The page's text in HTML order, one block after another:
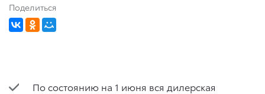
Поделиться
По состоянию на 1 июня вся дилерская